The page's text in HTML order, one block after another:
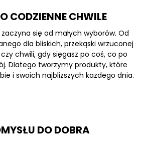
CODZIENNE CHWILE
się od małych wyborów. Od
dla bliskich, przekąski wrzuconej
chwili, gdy sięgasz po coś, co po
Dlatego tworzymy produkty, które
i swoich najbliższych każdego dnia.
DO DOBRA